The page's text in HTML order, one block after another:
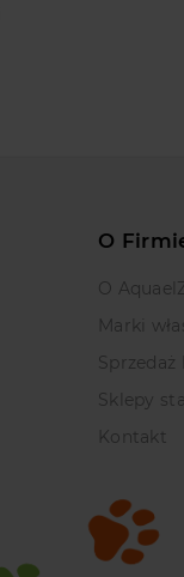
O
O
Marki
Sklepy
Kontakt